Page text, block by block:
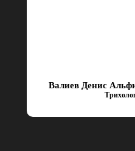
Валиев Денис